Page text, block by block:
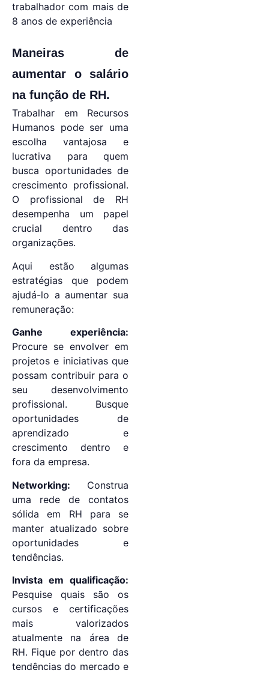
trabalhador com mais de
8 anos de experiência
Maneiras de
aumentar o salário
na função de RH.
Trabalhar em Recursos
Humanos pode ser uma
escolha vantajosa e
lucrativa para quem
busca oportunidades de
crescimento profissional.
O profissional de RH
desempenha um papel
crucial dentro das
organizações.
Aqui estão algumas
estratégias que podem
ajudá-lo a aumentar sua
remuneração:
Ganhe experiência:
Procure se envolver em
projetos e iniciativas que
possam contribuir para o
seu desenvolvimento
profissional. Busque
oportunidades de
aprendizado e
crescimento dentro e
fora da empresa.
Networking: Construa
uma rede de contatos
sólida em RH para se
manter atualizado sobre
oportunidades e
tendências.
Invista em qualificação:
Pesquise quais são os
cursos e certificações
mais valorizados
atualmente na área de
RH. Fique por dentro das
tendências do mercado e